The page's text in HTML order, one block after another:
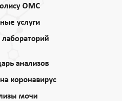
ОМС
услуги
анализов
коронавирус
мочи